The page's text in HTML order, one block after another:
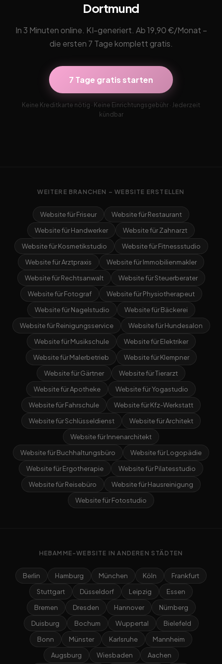
Dortmund
In 3 Minuten online. KI-generiert. Ab 19,90 €/Monat –
die ersten 7 Tage komplett gratis.
7 Tage gratis starten
Keine Kreditkarte nötig · Keine Einrichtungsgebühr · Jederzeit
kündbar
WEITERE BRANCHEN – WEBSITE ERSTELLEN
Website für Friseur
Website für Restaurant
Website für Handwerker
Website für Zahnarzt
Website für Kosmetikstudio
Website für Fitnessstudio
Website für Arztpraxis
Website für Immobilienmakler
Website für Rechtsanwalt
Website für Steuerberater
Website für Fotograf
Website für Physiotherapeut
Website für Nagelstudio
Website für Bäckerei
Website für Reinigungsservice
Website für Hundesalon
Website für Musikschule
Website für Elektriker
Website für Malerbetrieb
Website für Klempner
Website für Gärtner
Website für Tierarzt
Website für Apotheke
Website für Yogastudio
Website für Fahrschule
Website für Kfz-Werkstatt
Website für Schlüsseldienst
Website für Architekt
Website für Innenarchitekt
Website für Buchhaltungsbüro
Website für Logopädie
Website für Ergotherapie
Website für Pilatesstudio
Website für Reisebüro
Website für Hausreinigung
Website für Fotostudio
HEBAMME-WEBSITE IN ANDEREN STÄDTEN
Berlin Hamburg München Köln
Frankfurt
Stuttgart
Düsseldorf Leipzig
Essen
Bremen
Dresden Hannover
Nürnberg
Duisburg
Bochum Wuppertal
Bielefeld
Bonn
Münster Karlsruhe
Mannheim
Augsburg
Wiesbaden Aachen